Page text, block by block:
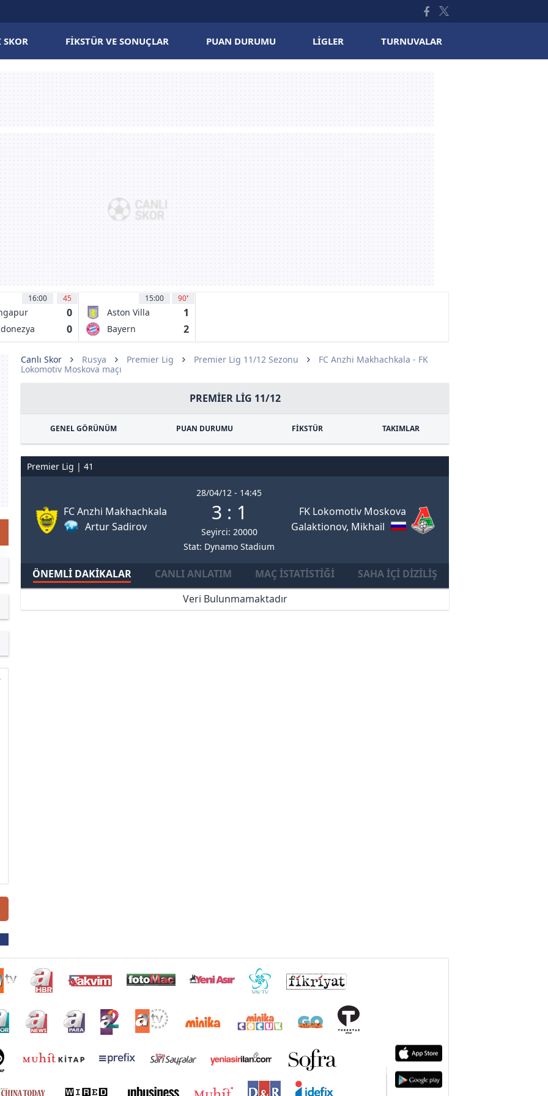
SKOR FIKSTÜR VE SONUÇLAR PUAN DURUMU LIGLER TURNUVALAR
16:00 45
0
0
15:00 90'
Aston Villa 1
Bayern
2
Canlı Skor Rusya Premier Lig Premier Lig 11/12 Sezonu
FC Anzhi Makhachkala - FK
Lokomotiv Moskova maçı
PREMIER LIG 11/12
GENEL GÖRÜNÜM PUAN DURUMU FİKSTÜR TAKIMLAR
Premier Lig | 41
FC Anzhi Makhachkala
Artur Sadirov
28/04/12 - 14:45
3 : 1
Seyirci: 20000
Stat: Dynamo Stadium
FK Lokomotiv Moskova
Galaktionov, Mikhail
ÖNEMLI DAKIKALAR CANLI ANLATIM MAÇ İSTATISTIĞI
SAHA İÇI DIZILIŞ
Veri Bulunmamaktadır